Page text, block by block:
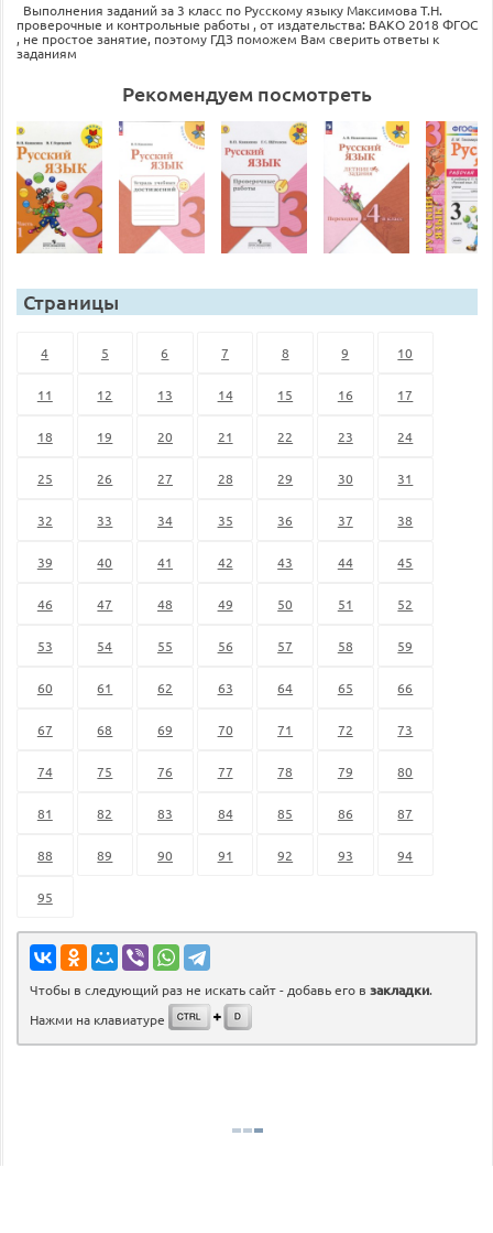
Выполнения заданий за 3 класс по Русскому языку Максимова Т.Н.
проверочные и контрольные работы , от издательства: ВАКО 2018 ФГОС
, не простое занятие, поэтому ГДЗ поможем Вам сверить ответы к
заданиям
Рекомендуем посмотреть
Страницы
4 5 6 7 8 9 10
11 12 13 14 15 16 17
18 19 20 21 22 23 24
25 26 27 28 29 30 31
32 33 34 35 36 37 38
39 40 41 42 43 44 45
46 47 48 49 50 51 52
53 54 55 56 57 58 59
60 61 62 63 64 65 66
67 68 69 70 71 72 73
74 75 76 77 78 79 80
81 82 83 84 85 86 87
88 89 90 91 92 93 94
95
Чтобы в следующий раз не искать сайт - добавь его в закладки.
Нажми на клавиатуре